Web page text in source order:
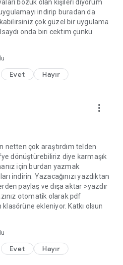
PrivacyPolicy.html
bozuk olan kişileri diyorum
indirip buradan da
çok güzel bir uygulama
onda biri cektim çünkü
Evet Hayır
more_vert
netten çok araştırdım telden
dönüştürebiliriz diye karmaşık
için burdan yazmak
indirin. Yazacağınızı yazdıktan
paylaş ve dışa aktar >yazdır
otomatik olarak pdf
ekleniyor. Katkı olsun
Evet Hayır